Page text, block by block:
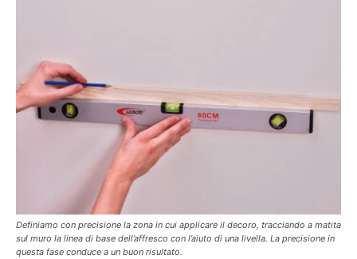
Definiamo con precisione la zona in cui applicare il decoro, tracciando a matita
sul muro la linea di base dell’affresco con l’aiuto di una livella. La precisione in
questa fase conduce a un buon risultato.